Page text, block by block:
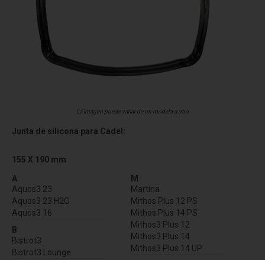
La imagen puede variar de un modelo a otro
Junta de silicona para Cadel:
155 X 190 mm
A
Aquos3 23
Aquos3 23 H2O
Aquos3 16
B
Bistrot3
Bistrot3 Lounge
M
Martina
Mithos Plus 12 PS
Mithos Plus 14 PS
Mithos3 Plus 12
Mithos3 Plus 14
Mithos3 Plus 14 UP